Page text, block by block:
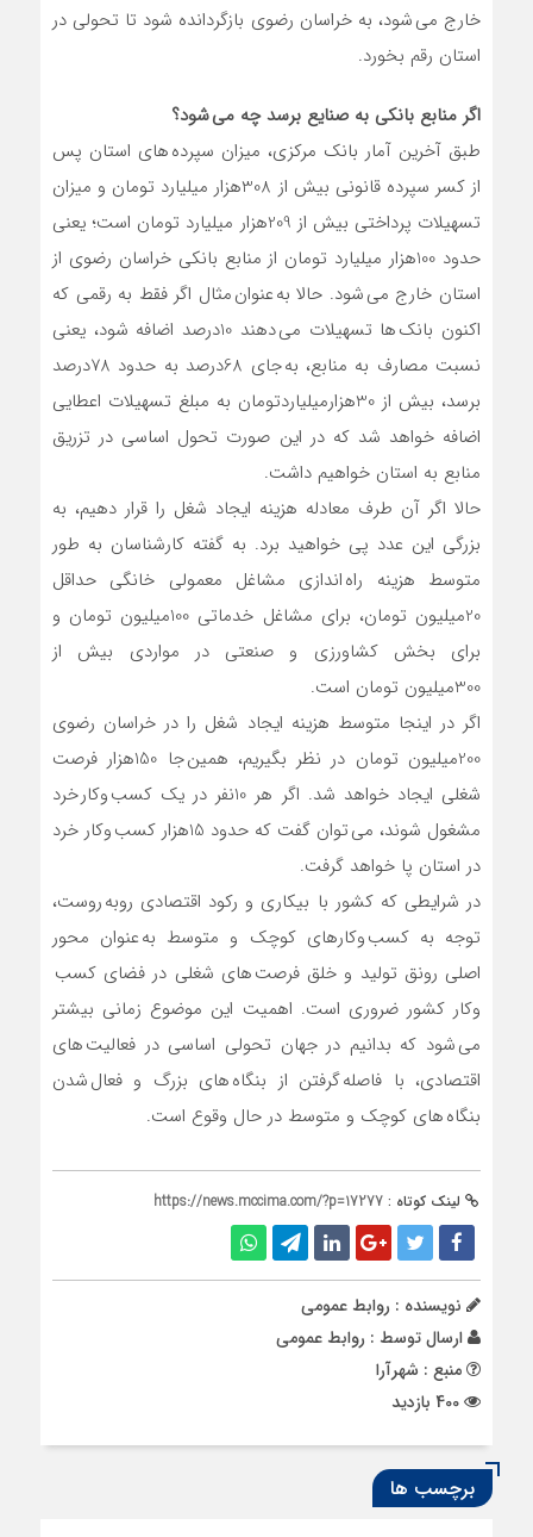
خارج می شود، به خراسان رضوی بازگردانده شود تا تحولی در
استان رقم بخورد.
اگر منابع بانکی به صنایع برسد چه می شود؟
طبق آخرین آمار بانک مرکزی، میزان سپرده های استان پس
از کسر سپرده قانونی بیش از 308هزار میلیارد تومان و میزان
تسهیلات پرداختی بیش از 209هزار میلیارد تومان است؛ یعنی
حدود 100هزار میلیارد تومان از منابع بانکی خراسان رضوی از
استان خارج می شود. حالا به عنوان مثال اگر فقط به رقمی که
اکنون بانک ها تسهیلات می دهند 10درصد اضافه شود، یعنی
نسبت مصارف به منابع، به جای 68درصد به حدود 78درصد
برسد، بیش از 30هزارمیلیاردتومان به مبلغ تسهیلات اعطایی
اضافه خواهد شد که در این صورت تحول اساسی در تزریق
منابع به استان خواهیم داشت.
حالا اگر آن طرف معادله هزینه ایجاد شغل را قرار دهیم، به
بزرگی این عدد پی خواهید برد. به گفته کارشناسان به طور
متوسط هزینه راه اندازی مشاغل معمولی خانگی حداقل
20میلیون تومان، برای مشاغل خدماتی 100میلیون تومان و
برای بخش کشاورزی و صنعتی در مواردی بیش از
300میلیون تومان است.
اگر در اینجا متوسط هزینه ایجاد شغل را در خراسان رضوی
200میلیون تومان در نظر بگیریم، همین جا 150هزار فرصت
شغلی ایجاد خواهد شد. اگر هر 10نفر در یک کسب وکار خرد
مشغول شوند، می توان گفت که حدود 15هزار کسب وکار خرد
در استان پا خواهد گرفت.
در شرایطی که کشور با بیکاری و رکود اقتصادی روبه روست،
توجه به کسب وکارهای کوچک و متوسط به عنوان محور
اصلی رونق تولید و خلق فرصت های شغلی در فضای کسب
وکار کشور ضروری است. اهمیت این موضوع زمانی بیشتر
می شود که بدانیم در جهان تحولی اساسی در فعالیت های
اقتصادی، با فاصله گرفتن از بنگاه های بزرگ و فعال شدن
بنگاه های کوچک و متوسط در حال وقوع است.
لینک کوتاه : https://news.mccima.com/?p=17277
نویسنده : روابط عمومی
ارسال توسط : روابط عمومی
منبع : شهرآرا
برچسب ها